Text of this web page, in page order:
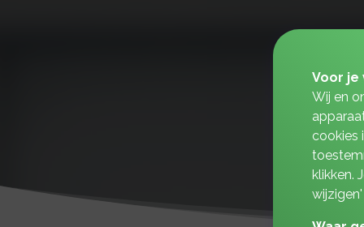
Voor je
Wij en
cookies
klikken.